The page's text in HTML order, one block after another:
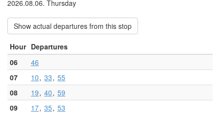
2026.08.06. Thursday
Show actual departures from this stop
Hour Departures
06
46
07
10 33 55
08
19 40 59
09
17 35 53